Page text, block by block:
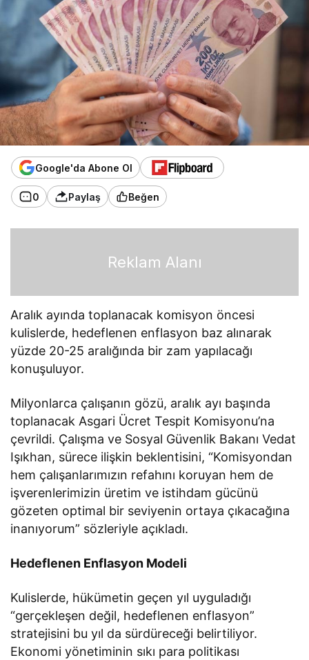
Google'da Abone Ol
0 Paylaş Beğen
Reklam Alanı
Aralık ayında toplanacak komisyon öncesi
kulislerde, hedeflenen enflasyon baz alınarak
yüzde 20-25 aralığında bir zam yapılacağı
konuşuluyor.
Milyonlarca çalışanın gözü, aralık ayı başında
toplanacak Asgari Ücret Tespit Komisyonu’na
çevrildi. Çalışma ve Sosyal Güvenlik Bakanı Vedat
Işıkhan, sürece ilişkin beklentisini, “Komisyondan
hem çalışanlarımızın refahını koruyan hem de
işverenlerimizin üretim ve istihdam gücünü
gözeten optimal bir seviyenin ortaya çıkacağına
inanıyorum” sözleriyle açıkladı.
Hedeflenen Enflasyon Modeli
Kulislerde, hükümetin geçen yıl uyguladığı
“gerçekleşen değil, hedeflenen enflasyon”
stratejisini bu yıl da sürdüreceği belirtiliyor.
Ekonomi yönetiminin sıkı para politikası